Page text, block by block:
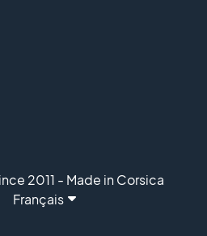
2011 - Made in Corsica
Français